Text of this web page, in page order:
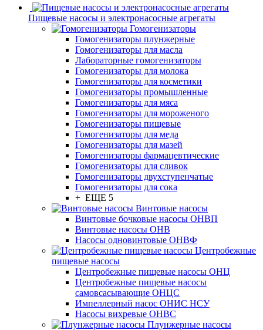
Пищевые насосы и электронасосные агрегаты
Гомогенизаторы
Гомогенизаторы плунжерные
Гомогенизаторы для масла
Лабораторные гомогенизаторы
Гомогенизаторы для молока
Гомогенизаторы для косметики
Гомогенизаторы промышленные
Гомогенизаторы для мяса
Гомогенизаторы для мороженого
Гомогенизаторы пищевые
Гомогенизаторы для меда
Гомогенизаторы для мазей
Гомогенизаторы фармацевтические
Гомогенизаторы для сливок
Гомогенизаторы двухступенчатые
Гомогенизаторы для сока
+ ЕЩЕ 5
Винтовые насосы
Винтовые бочковые насосы ОНВП
Винтовые насосы ОНВ
Насосы одновинтовые ОНВФ
Центробежные
пищевые насосы
Центробежные пищевые насосы ОНЦ
Центробежные пищевые насосы
самовсасывающие ОНЦС
Импеллерный насос ОНИС НСУ
Насосы вихревые ОНВС
Плунжерные насосы